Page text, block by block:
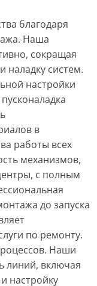
благодаря
Наша
сокращая
наладку систем.
настройки
в
работы всех
механизмов,
с полным
до запуска
по ремонту.
Наши
линий, включая
настройку